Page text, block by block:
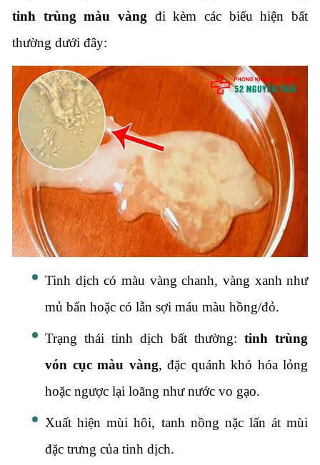
tinh trùng màu vàng đi kèm các biểu hiện bất
thường dưới đây:
Tinh dịch có màu vàng chanh, vàng xanh như
mủ bẩn hoặc có lẫn sợi máu màu hồng/đỏ.
Trạng thái tinh dịch bất thường: tinh trùng
vón cục màu vàng, đặc quánh khó hóa lỏng
hoặc ngược lại loãng như nước vo gạo.
Xuất hiện mùi hôi, tanh nồng nặc lấn át mùi
đặc trưng của tinh dịch.